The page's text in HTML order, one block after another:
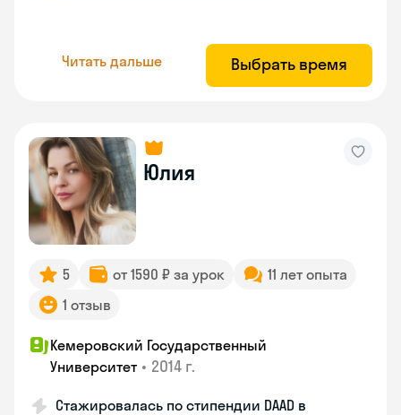
Читать дальше Выбрать время
Юлия
5 от 1590 ₽ за урок
11 лет опыта
1 отзыв
Кемеровский Государственный
Университет • 2014 г.
Стажировалась по стипендии DAAD в